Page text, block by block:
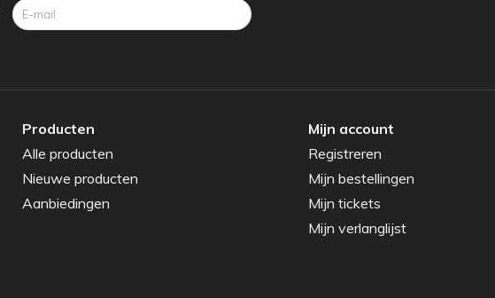
Producten
Alle producten
Nieuwe producten
Aanbiedingen
Mijn account
Registreren
Mijn bestellingen
Mijn tickets
Mijn verlanglijst